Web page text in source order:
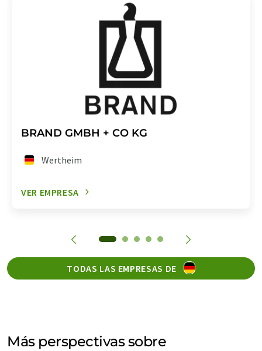
BRAND GMBH + CO KG
Wertheim
VER EMPRESA
TODAS LAS EMPRESAS DE
Más perspectivas sobre